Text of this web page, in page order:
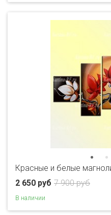
Красные и белые
7 900 руб
2 650 руб
В наличии